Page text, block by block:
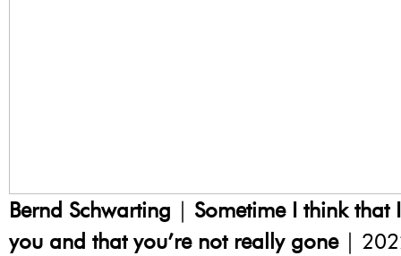
Bernd Schwarting | Sometime I think that
you and that you’re not really gone|